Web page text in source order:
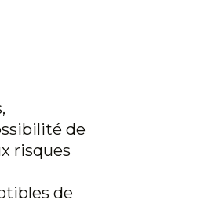
de
risques
de